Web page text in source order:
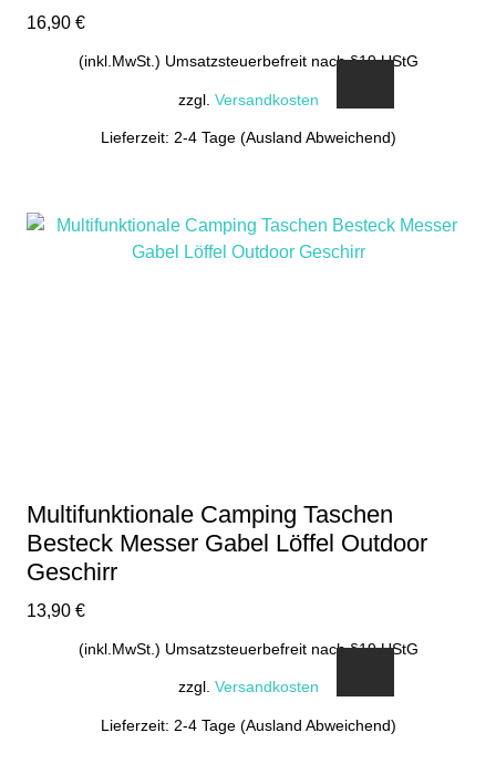
16,90 €
(inkl.MwSt.) Umsatzsteuerbefreit nach §19 UStG
zzgl. Versandkosten
Lieferzeit: 2-4 Tage (Ausland Abweichend)
Multifunktionale Camping Taschen
Besteck Messer Gabel Löffel Outdoor
Geschirr
13,90 €
(inkl.MwSt.) Umsatzsteuerbefreit nach §19 UStG
zzgl. Versandkosten
Lieferzeit: 2-4 Tage (Ausland Abweichend)